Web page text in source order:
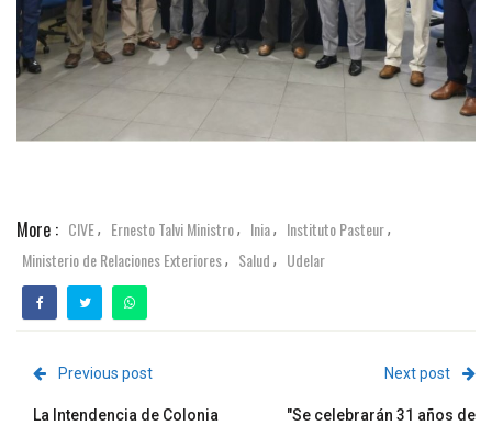
More : CIVE, Ernesto Talvi Ministro, Inia, Instituto Pasteur,
Ministerio de Relaciones Exteriores, Salud , Udelar
Previous post
La Intendencia de Colonia
Next post
"Se celebrarán 31 años de